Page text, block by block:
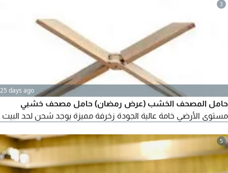
من المركز العنوان مركز توريد
3
25 days ago
حامل المصحف الخشب (عرض رمضان) حامل مصحف خشبي
مستوى الأرضي خامة عالية الجودة زخرفة مميزة يوجد شحن لحد البيت
5